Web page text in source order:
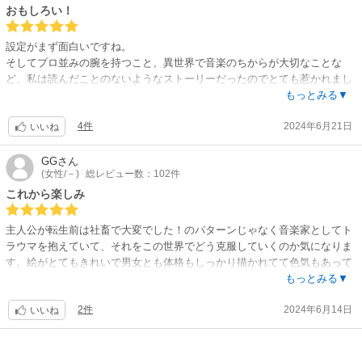
おもしろい！
設定がまず面白いですね。
そしてプロ並みの腕を持つこと、異世界で音楽のちからが大切なことな
ど、私は読んだことのないようなストーリーだったのでとても惹かれまし
な人材になって欲しいと強く思いました。
今後の幸せに期待大です！
続き早く出ないかなぁ
もっとみる▼
いいね 4件 2024年6月21日
GGさん
(女性/－) 総レビュー数：102件
これから楽しみ
主人公が転生前は社畜で大変でした！のパターンじゃなく音楽家としてト
ラウマを抱えていて、それをこの世界でどう克服していくのか気になりま
す。絵がとてもきれいで男女とも体格もしっかり描かれてて色気もあって
いい。とくに男性陣がかっこいい！絵も話もハマったのでこれから楽し
もっとみる▼
いいね 2件 2024年6月14日